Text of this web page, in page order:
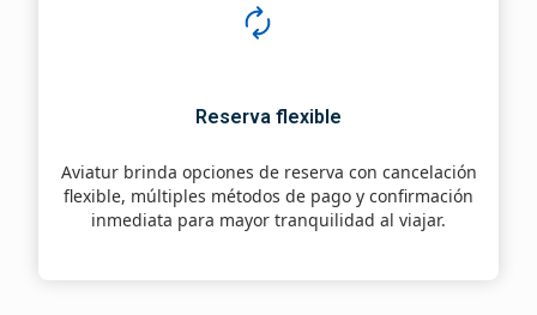
Reserva flexible
Aviatur brinda opciones de reserva con cancelación
flexible, múltiples métodos de pago y confirmación
inmediata para mayor tranquilidad al viajar.